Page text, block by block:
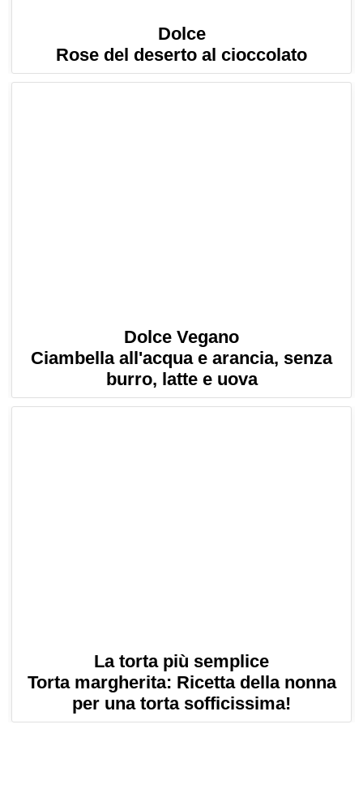
Dolce
Rose del deserto al cioccolato
Dolce Vegano
Ciambella all'acqua e arancia, senza
burro, latte e uova
La torta più semplice
Torta margherita: Ricetta della nonna
per una torta sofficissima!